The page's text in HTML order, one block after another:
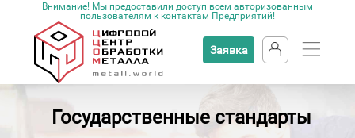
Внимание! Мы предоставили доступ всем авторизованным
пользователям к контактам Предприятий!
Заявка
Государственные стандарты